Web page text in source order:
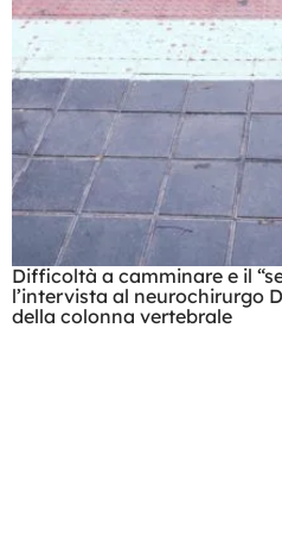
Difficoltà a camminare e il
l’intervista al neurochirurgo
della colonna vertebrale